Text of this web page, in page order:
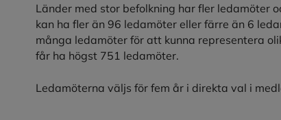
Länder med stor befolkning har fler ledamöter
kan ha fler än 96 ledamöter eller färre än 6
många ledamöter för att kunna representera
får ha högst 751 ledamöter.
Ledamöterna väljs för fem år i direkta val i